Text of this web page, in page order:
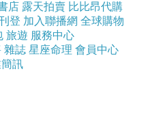
道
們慢
八公里
店 露天拍賣 比比昂代購
登 加入聯播網 全球購物
旅遊 服務中心
雜誌 星座命理 會員中心
訊